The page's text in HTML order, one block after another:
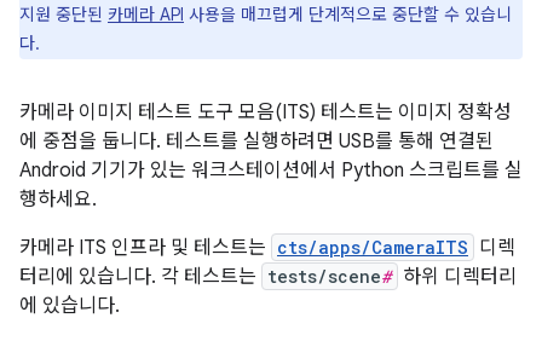
지원 중단된 카메라 API 사용을 매끄럽게 단계적으로 중단할 수 있습니
다.
카메라 이미지 테스트 도구 모음(ITS) 테스트는 이미지 정확성
에 중점을 둡니다. 테스트를 실행하려면 USB를 통해 연결된
Android 기기가 있는 워크스테이션에서 Python 스크립트를 실
행하세요.
카메라 ITS 인프라 및 테스트는 cts/apps/CameraITS 디렉
터리에 있습니다. 각 테스트는 tests/scene# 하위 디렉터리
에 있습니다.